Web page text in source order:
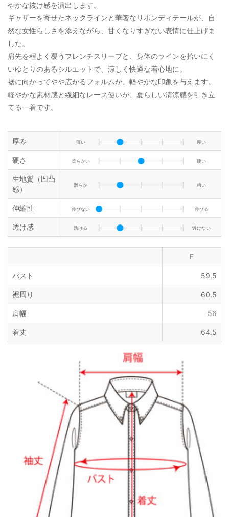
やかな抜け感を演出します。
ギャザーを寄せたネックラインと華奢なリボンディテールが、自
然な女性らしさを添えながら、甘くなりすぎない表情に仕上げま
した。
肩先を程よく覆うフレンチスリーブと、身体のラインを拾いにく
いゆとりのあるシルエットで、涼しく快適な着心地に。
裾に向かってやや広がるフォルムが、軽やかな印象を与えます。
軽やかな素材感と繊細なレース使いが、夏らしい清涼感を引き立
てる一着です。
厚み 薄い 厚い
硬さ 柔らかい 硬い
生地質（凹凸
感）
滑らか 粗い
伸縮性 伸びない 伸びる
透け感 透ける 透けない
F
バスト 59.5
裾周り 60.5
肩幅 56
着丈 64.5